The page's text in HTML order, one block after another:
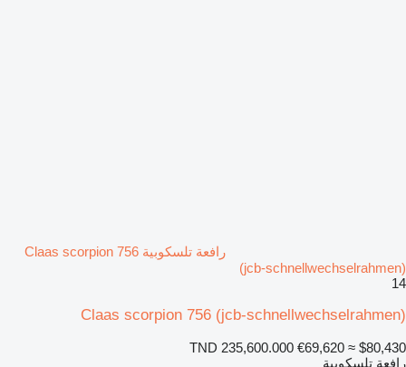
رافعة تلسكوبية Claas scorpion 756
(jcb-schnellwechselrahmen)
14
Claas scorpion 756 (jcb-schnellwechselrahmen)
TND 235,600.000 €69,620 ≈ $80,430
رافعة تلسكوبية